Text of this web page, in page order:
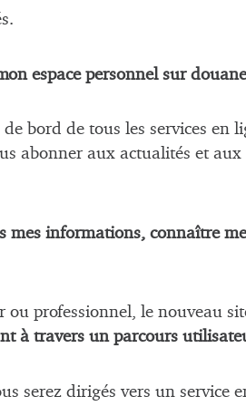
espace personnel sur
bord de tous les services en
abonner aux actualités et aux
mes informations, connaître
ou professionnel, le nouveau
à travers un parcours
serez dirigés vers un service